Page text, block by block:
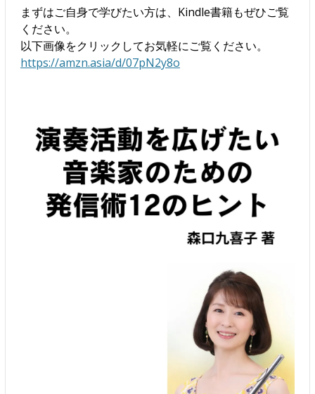
まずはご自身で学びたい方は、Kindle書籍もぜひご覧
ください。
以下画像をクリックしてお気軽にご覧ください。
https://amzn.asia/d/07pN2y8o